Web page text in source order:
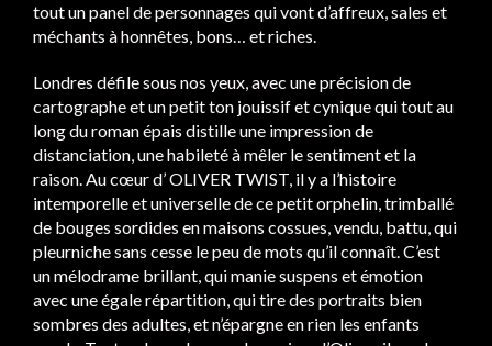
tout un panel de personnages qui vont d’affreux, sales et
méchants à honnêtes, bons… et riches.
Londres défile sous nos yeux, avec une précision de
cartographe et un petit ton jouissif et cynique qui tout au
long du roman épais distille une impression de
distanciation, une habileté à mêler le sentiment et la
raison. Au cœur d’ OLIVER TWIST, il y a l’histoire
intemporelle et universelle de ce petit orphelin, trimballé
de bouges sordides en maisons cossues, vendu, battu, qui
pleurniche sans cesse le peu de mots qu’il connaît. C’est
un mélodrame brillant, qui manie suspens et émotion
avec une égale répartition, qui tire des portraits bien
sombres des adultes, et n’épargne en rien les enfants